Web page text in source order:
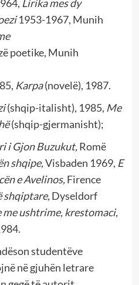
Lirika mes dy
1953-1967, Munih
poetike, Munih
Karpa(novelë), 1987.
(shqip-italisht), 1985, Me
(shqip-gjermanisht);
i Gjon Buzukut,Romë
shqipe,Visbaden 1969, E
e Avelinos,Firence
shqiptare,Dyseldorf
ushtrime, krestomaci,
studentëve
në gjuhën letrare